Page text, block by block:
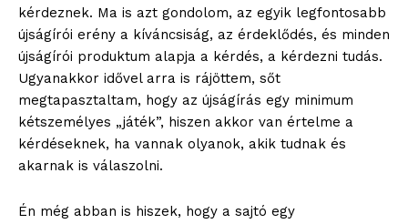
kérdeznek. Ma is azt gondolom, az egyik legfontosabb
újságírói erény a kíváncsiság, az érdeklődés, és minden
újságírói produktum alapja a kérdés, a kérdezni tudás.
Ugyanakkor idővel arra is rájöttem, sőt
megtapasztaltam, hogy az újságírás egy minimum
kétszemélyes „játék”, hiszen akkor van értelme a
kérdéseknek, ha vannak olyanok, akik tudnak és
akarnak is válaszolni.
Én még abban is hiszek, hogy a sajtó egy